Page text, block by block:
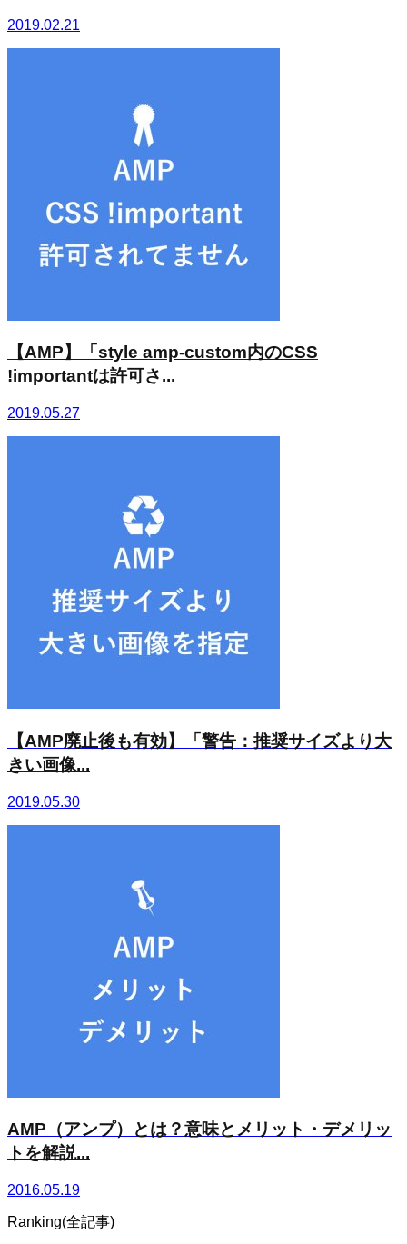
2019.02.21
【AMP】「style amp-custom内のCSS
!importantは許可さ...
2019.05.27
【AMP廃止後も有効】「警告：推奨サイズより大
きい画像...
2019.05.30
AMP（アンプ）とは？意味とメリット・デメリッ
トを解説...
2016.05.19
Ranking(全記事)